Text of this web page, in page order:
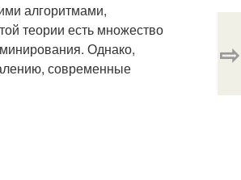
алгоритмами,
теории есть множество
Однако,
современные
⇨